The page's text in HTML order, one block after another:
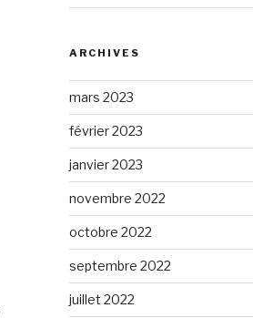
ARCHIVES
mars 2023
février 2023
janvier 2023
novembre 2022
octobre 2022
septembre 2022
juillet 2022